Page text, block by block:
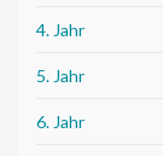
4. Jahr
5. Jahr
6. Jahr